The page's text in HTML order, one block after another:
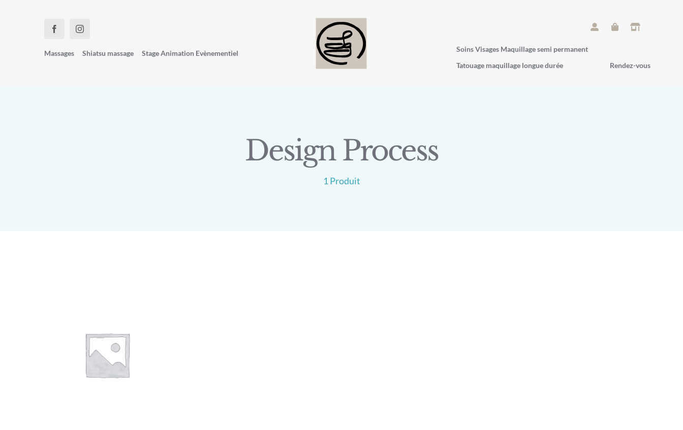
Massages Shiatsu massage Stage Animation Evènementiel
Soins Visages Maquillage semi permanent
Tatouage maquillage longue durée
Rendez-vous
Design Process
1 Produit